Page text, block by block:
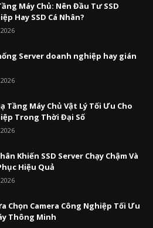
Máy Chủ: Nên Đầu Tư SSD
Hay SSD Cá Nhân?
Server doanh nghiệp hay gián
Tầng Máy Chủ Vật Lý Tối Ưu Cho
Trong Thời Đại Số
Khiến SSD Server Chạy Chậm Và
Hiệu Quả
Chọn Camera Công Nghiệp Tối Ưu
Thông Minh